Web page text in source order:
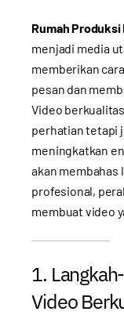
Rumah Produksi
menjadi media
memberikan
pesan dan
Video
perhatian tetapi
meningkatkan
akan membahas
profesional,
membuat video
1.
Video